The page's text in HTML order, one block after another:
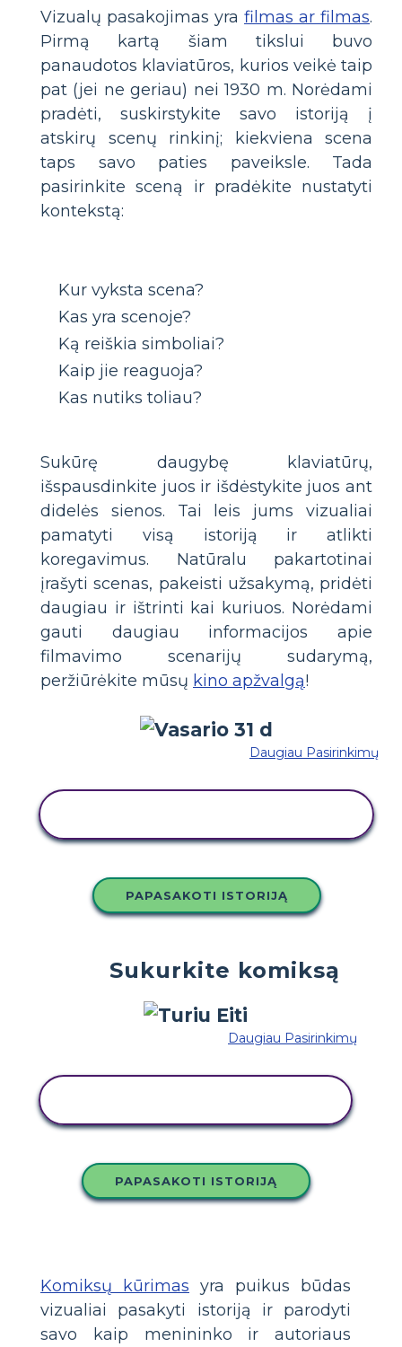
Vizualų pasakojimas yra filmas ar filmas.
Pirmą kartą šiam tikslui buvo
panaudotos klaviatūros, kurios veikė taip
pat (jei ne geriau) nei 1930 m. Norėdami
pradėti, suskirstykite savo istoriją į
atskirų scenų rinkinį; kiekviena scena
taps savo paties paveiksle. Tada
pasirinkite sceną ir pradėkite nustatyti
kontekstą:
Kur vyksta scena?
Kas yra scenoje?
Ką reiškia simboliai?
Kaip jie reaguoja?
Kas nutiks toliau?
Sukūrę daugybę klaviatūrų,
išspausdinkite juos ir išdėstykite juos ant
didelės sienos. Tai leis jums vizualiai
pamatyti visą istoriją ir atlikti
koregavimus. Natūralu pakartotinai
įrašyti scenas, pakeisti užsakymą, pridėti
daugiau ir ištrinti kai kuriuos. Norėdami
gauti daugiau informacijos apie
filmavimo scenarijų sudarymą,
peržiūrėkite mūsų kino apžvalgą!
Daugiau Pasirinkimų
PAPASAKOTI ISTORIJĄ
Sukurkite komiksą
Daugiau Pasirinkimų
PAPASAKOTI ISTORIJĄ
Komiksų kūrimas yra puikus būdas
vizualiai pasakyti istoriją ir parodyti
savo kaip menininko ir autoriaus